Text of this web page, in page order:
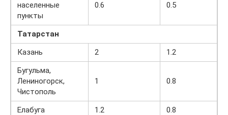
населенные
пункты
0.6 0.5
Татарстан
Казань
2
1.2
Бугульма,
Лениногорск,
Чистополь
1 0.8
Елабуга 1.2
0.8